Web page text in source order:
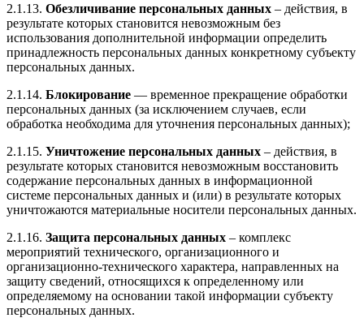
2.1.13. Обезличивание персональных данных – действия, в
результате которых становится невозможным без
использования дополнительной информации определить
принадлежность персональных данных конкретному субъекту
персональных данных.
2.1.14. Блокирование — временное прекращение обработки
персональных данных (за исключением случаев, если
обработка необходима для уточнения персональных данных);
2.1.15. Уничтожение персональных данных – действия, в
результате которых становится невозможным восстановить
содержание персональных данных в информационной
системе персональных данных и (или) в результате которых
уничтожаются материальные носители персональных данных.
2.1.16. Защита персональных данных – комплекс
мероприятий технического, организационного и
организационно-технического характера, направленных на
защиту сведений, относящихся к определенному или
определяемому на основании такой информации субъекту
персональных данных.